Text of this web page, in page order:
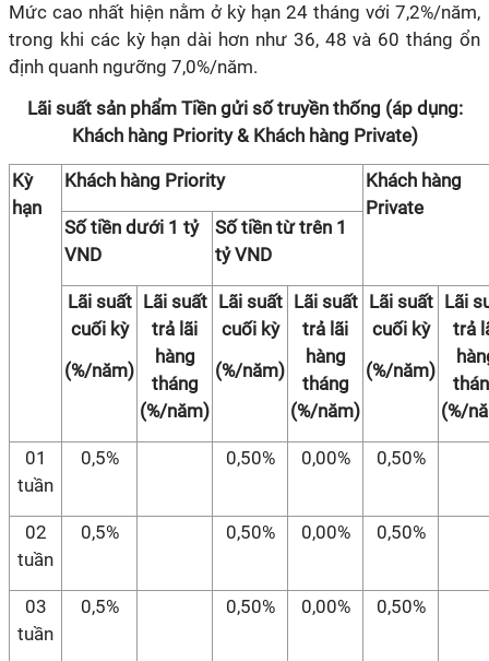
Mức cao nhất hiện nằm ở kỳ hạn 24 tháng với 7,2%/năm,
trong khi các kỳ hạn dài hơn như 36, 48 và 60 tháng ổn
định quanh ngưỡng 7,0%/năm.
Lãi suất sản phẩm Tiền gửi số truyền thống (áp dụng:
Khách hàng Priority & Khách hàng Private)
Kỳ
hạn
Khách hàng Priority
Khách hàng
Private
Số tiền dưới 1 tỷ
VND
Số tiền từ trên 1
tỷ VND
Lãi suất
cuối kỳ
(%/năm)
Lãi suất
trả lãi
hàng
tháng
(%/năm)
Lãi suất
cuối kỳ
(%/năm)
Lãi suất
trả lãi
hàng
tháng
(%/năm)
Lãi suất
cuối kỳ
(%/năm)
Lãi
trả
(%/
01
tuần
0,5% 0,50% 0,00% 0,50%
02
tuần
0,5% 0,50% 0,00% 0,50%
03
tuần
0,5% 0,50% 0,00% 0,50%